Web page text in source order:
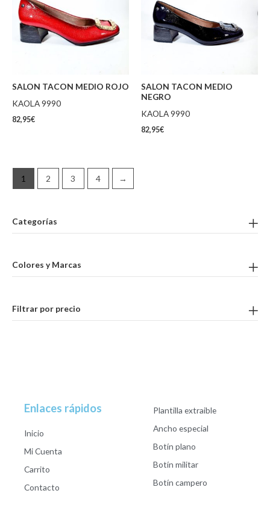
Categorías
Colores y Marcas
Filtrar por precio
SALON TACON MEDIO ROJO
KAOLA 9990
82,95€
SALON TACON MEDIO
NEGRO
KAOLA 9990
82,95€
1 2 3 4 →
Enlaces rápidos
Inicio
Mi Cuenta
Carrito
Contacto
Plantilla extraible
Ancho especial
Botín plano
Botín militar
Botín campero